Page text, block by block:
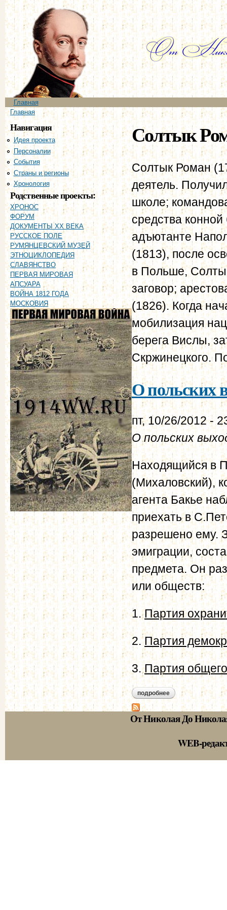
Главное меню
Главная
Вы здесь
Главная
Навигация
Идея проекта
Персоналии
События
Страны и регионы
Хронология
Родственные проекты:
ХРОНОС
ФОРУМ
ДОКУМЕНТЫ XX ВЕКА
РУССКОЕ ПОЛЕ
РУМЯНЦЕВСКИЙ МУЗЕЙ
ЭТНОЦИКЛОПЕДИЯ
СЛАВЯНСТВО
ПЕРВАЯ МИРОВАЯ
АПСУАРА
ВОЙНА 1812 ГОДА
МОСКОВИЯ
Солтык
Солтык Роман
деятель.
школе;
средства
адъютанте
(1813), после
в Польше,
заговор;
(1826). Когда
мобилизация
берега Вислы,
Скржинецкого.
О польских
пт, 10/26/2012 -
О польских
Находящийся в
(Михаловский),
агента Бакье
приехать в
разрешено ему.
эмиграции,
предмета. Он
или обществ:
1.Партия
2.Партия
3.Партия
подробнее о о польских
От Николая До
WEB-